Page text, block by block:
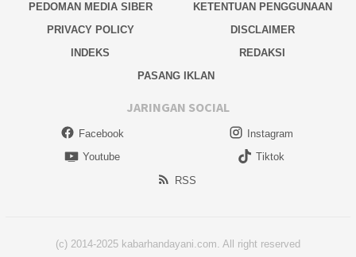
PEDOMAN MEDIA SIBER
KETENTUAN PENGGUNAAN
PRIVACY POLICY
DISCLAIMER
INDEKS
REDAKSI
PASANG IKLAN
JARINGAN SOCIAL
Facebook
Instagram
Youtube
Tiktok
RSS
(c) 2014-2025 kabarhandayani.com. All right reserved